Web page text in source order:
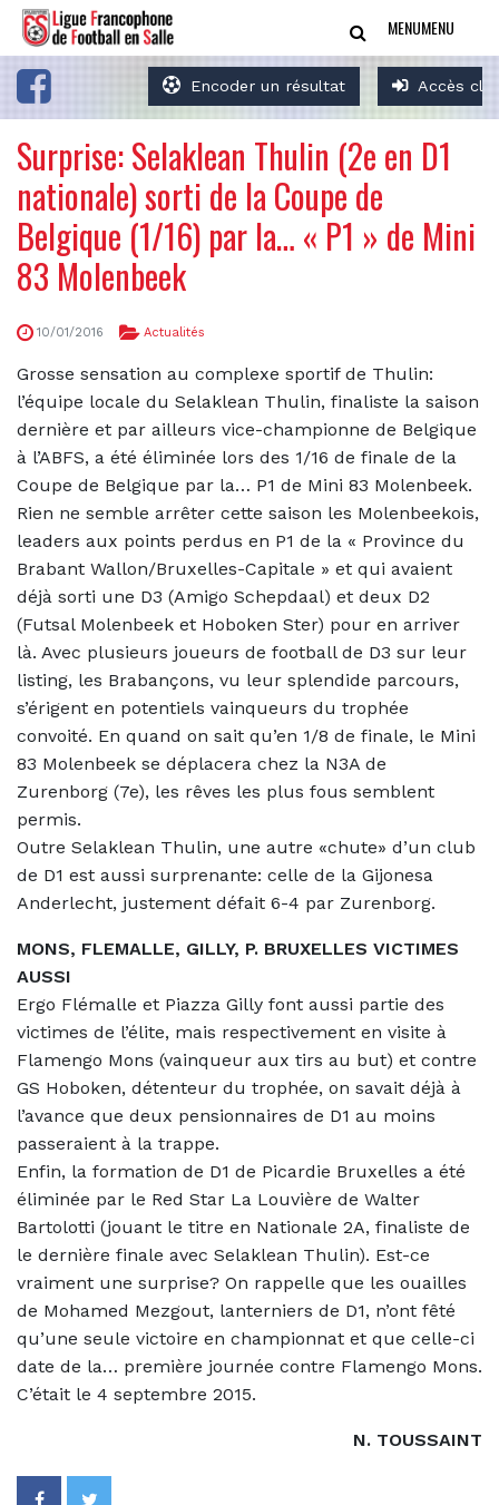
Encoder un résultat Accès
MENUMENU
Surprise: Selaklean Thulin (2e en D1
nationale) sorti de la Coupe de
Belgique (1/16) par la… « P1 » de Mini
83 Molenbeek
10/01/2016 Actualités
Grosse sensation au complexe sportif de Thulin:
l’équipe locale du Selaklean Thulin, finaliste la saison
dernière et par ailleurs vice-championne de Belgique
à l’ABFS, a été éliminée lors des 1/16 de finale de la
Coupe de Belgique par la… P1 de Mini 83 Molenbeek.
Rien ne semble arrêter cette saison les Molenbeekois,
leaders aux points perdus en P1 de la « Province du
Brabant Wallon/Bruxelles-Capitale » et qui avaient
déjà sorti une D3 (Amigo Schepdaal) et deux D2
(Futsal Molenbeek et Hoboken Ster) pour en arriver
là. Avec plusieurs joueurs de football de D3 sur leur
listing, les Brabançons, vu leur splendide parcours,
s’érigent en potentiels vainqueurs du trophée
convoité. En quand on sait qu’en 1/8 de finale, le Mini
83 Molenbeek se déplacera chez la N3A de
Zurenborg (7e), les rêves les plus fous semblent
permis.
Outre Selaklean Thulin, une autre «chute» d’un club
de D1 est aussi surprenante: celle de la Gijonesa
Anderlecht, justement défait 6-4 par Zurenborg.
MONS, FLEMALLE, GILLY, P. BRUXELLES VICTIMES
AUSSI
Ergo Flémalle et Piazza Gilly font aussi partie des
victimes de l’élite, mais respectivement en visite à
Flamengo Mons (vainqueur aux tirs au but) et contre
GS Hoboken, détenteur du trophée, on savait déjà à
l’avance que deux pensionnaires de D1 au moins
passeraient à la trappe.
Enfin, la formation de D1 de Picardie Bruxelles a été
éliminée par le Red Star La Louvière de Walter
Bartolotti (jouant le titre en Nationale 2A, finaliste de
le dernière finale avec Selaklean Thulin). Est-ce
vraiment une surprise? On rappelle que les ouailles
de Mohamed Mezgout, lanterniers de D1, n’ont fêté
qu’une seule victoire en championnat et que celle-ci
date de la… première journée contre Flamengo Mons.
C’était le 4 septembre 2015.
N. TOUSSAINT